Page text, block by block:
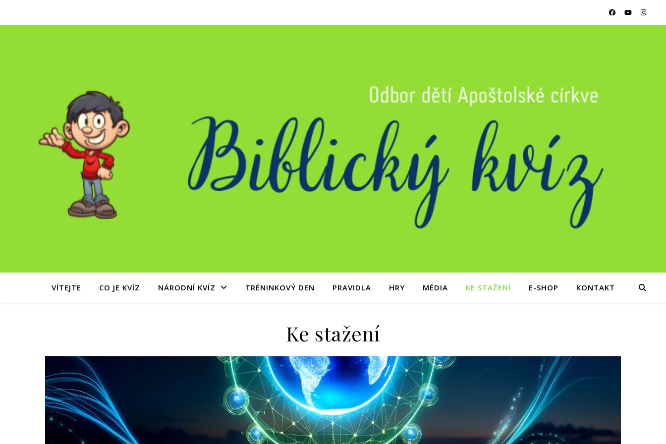
VÍTEJTE CO JE KVÍZ NÁRODNÍ KVÍZ TRÉNINKOVÝ DEN PRAVIDLA HRY MÉDIA KE STAŽENÍ E-SHOP KONTAKT
Ke stažení